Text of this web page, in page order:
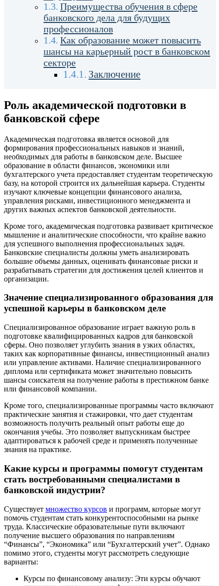
Преимущества обучения в сфере
банковского дела для будущих
профессионалов
Как образование может повысить
шансы на карьерный рост в банковском
секторе
Заключение
Роль академической подготовки в
банковской сфере
Академическая подготовка является основой для
формирования профессиональных навыков и знаний,
необходимых для работы в банковском деле. Высшее
образование в области финансов, экономики или
бухгалтерского учета предоставляет студентам теоретическую
базу, на которой строится их дальнейшая карьера. Студенты
изучают ключевые концепции финансового анализа,
управления рисками, инвестиционного менеджмента и
других важных аспектов банковской деятельности.
Кроме того, академическая подготовка развивает критическое
мышление и аналитические способности, что крайне важно
для успешного выполнения профессиональных задач.
Банковские специалисты должны уметь анализировать
большие объемы данных, оценивать финансовые риски и
разрабатывать стратегии для достижения целей клиентов и
организации.
Значение специализированного образования для
успешной карьеры в банковском деле
Специализированное образование играет важную роль в
подготовке квалифицированных кадров для банковской
сферы. Оно позволяет углубить знания в узких областях,
таких как корпоративные финансы, инвестиционный анализ
или управление активами. Наличие специализированного
диплома или сертификата может значительно повысить
шансы соискателя на получение работы в престижном банке
или финансовой компании.
Кроме того, специализированные программы часто включают
практические занятия и стажировки, что дает студентам
возможность получить реальный опыт работы еще до
окончания учебы. Это позволяет выпускникам быстрее
адаптироваться к рабочей среде и применять полученные
знания на практике.
Какие курсы и программы помогут студентам
стать востребованными специалистами в
банковской индустрии?
Существует множество курсов и программ, которые могут
помочь студентам стать конкурентоспособными на рынке
труда. Классические образовательные пути включают
получение высшего образования по направлениям
“Финансы”, “Экономика” или “Бухгалтерский учет”. Однако
помимо этого, студенты могут рассмотреть следующие
варианты:
Курсы по финансовому анализу: Эти курсы обучают